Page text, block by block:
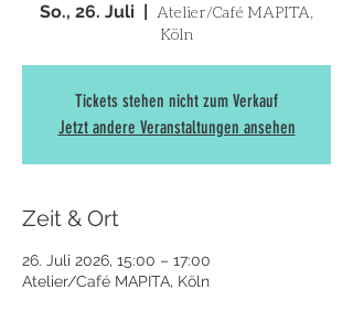
So., 26. Juli
  |
Atelier/Café MAPITA,
Köln
Tickets stehen nicht zum Verkauf
Jetzt andere Veranstaltungen ansehen
Zeit & Ort
26. Juli 2026, 15:00 – 17:00
Atelier/Café MAPITA, Köln